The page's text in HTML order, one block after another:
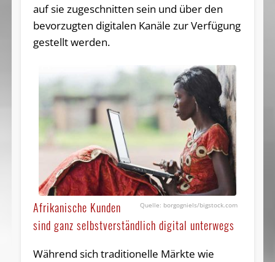
auf sie zugeschnitten sein und über den
bevorzugten digitalen Kanäle zur Verfügung
gestellt werden.
borgogniels/bigstock.com
Afrikanische Kunden
sind ganz selbstverständlich digital unterwegs
Während sich traditionelle Märkte wie